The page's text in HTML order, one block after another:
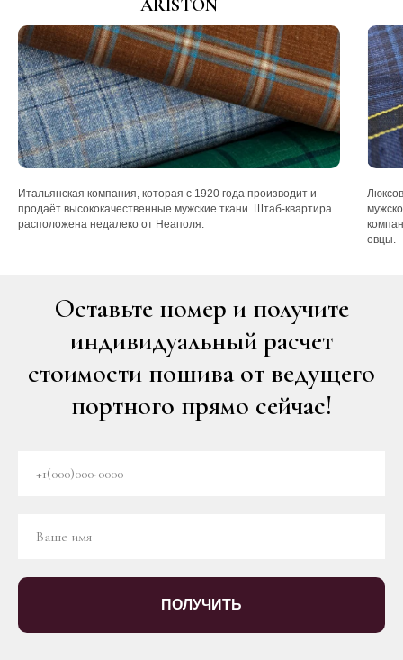
ARISTON
Итальянская компания, которая с 1920 года производит и
продаёт высококачественные мужские ткани. Штаб-квартира
расположена недалеко от Неаполя.
овцы.
Оставьте номер и получите
индивидуальный расчет
стоимости пошива от ведущего
портного прямо сейчас!
ПОЛУЧИТЬ